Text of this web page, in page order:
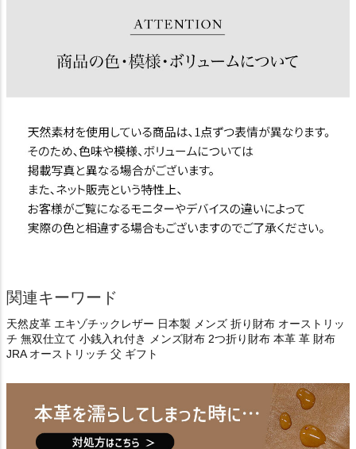
関連キーワード
天然皮革 エキゾチックレザー 日本製 メンズ 折り財布 オーストリッ
チ 無双仕立て 小銭入れ付き メンズ財布 2つ折り財布 本革 革 財布
JRA オーストリッチ 父 ギフト